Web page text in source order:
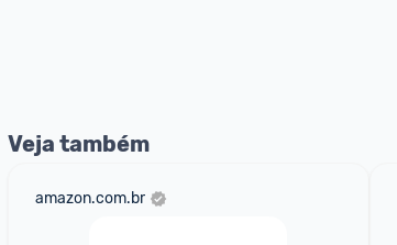
Veja também
amazon.com.br